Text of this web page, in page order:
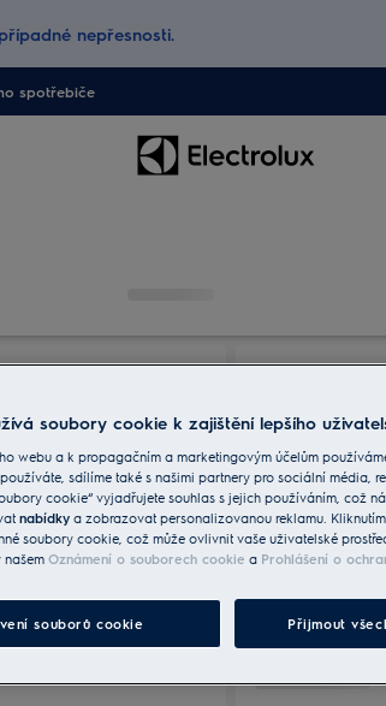
nepřesnosti.
spotřebiče
soubory cookie k zajištění lepšího
webu a k propagačním a marketingovým účelům
sdílíme také s našimi partnery pro sociální média,
cookie“ vyjadřujete souhlas s jejich používáním, což
nabídky a zobrazovat personalizovanou reklamu.
soubory cookie, což může ovlivnit vaše uživatelské
Oznámení o souborech cookie a Prohlášení o
souborů cookie Přijmout